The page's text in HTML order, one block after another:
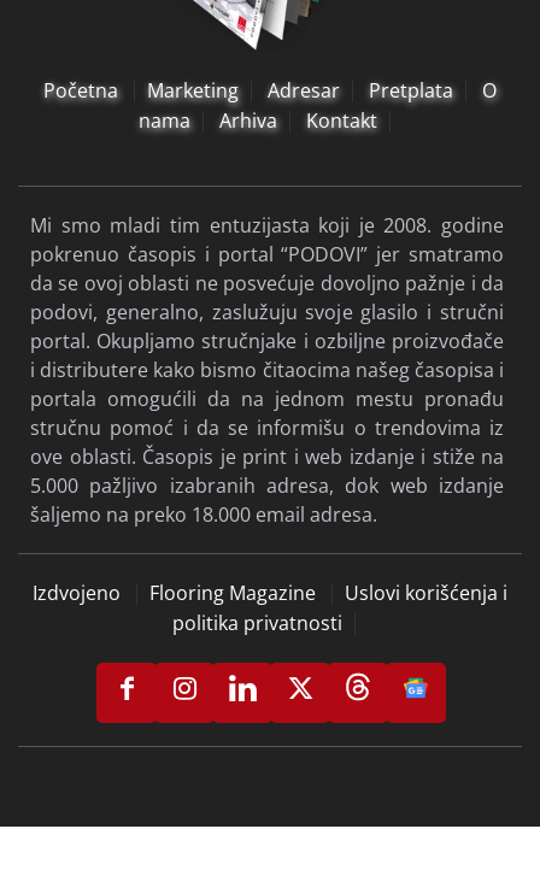
Početna Marketing Adresar Pretplata
O
nama
Arhiva Kontakt
Mi smo mladi tim entuzijasta koji je 2008. godine
pokrenuo časopis i portal “PODOVI” jer smatramo
da se ovoj oblasti ne posvećuje dovoljno pažnje i da
podovi, generalno, zaslužuju svoje glasilo i stručni
portal. Okupljamo stručnjake i ozbiljne proizvođače
i distributere kako bismo čitaocima našeg časopisa i
portala omogućili da na jednom mestu pronađu
stručnu pomoć i da se informišu o trendovima iz
ove oblasti. Časopis je print i web izdanje i stiže na
5.000 pažljivo izabranih adresa, dok web izdanje
šaljemo na preko 18.000 email adresa.
Izdvojeno Flooring Magazine
Uslovi korišćenja i
politika privatnosti